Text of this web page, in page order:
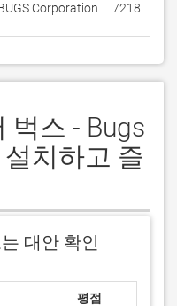
Corporation 7218
벅스 - Bugs
치하고 즐
대안 확인
평점